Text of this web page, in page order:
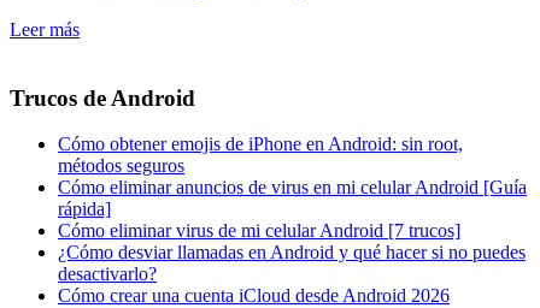
Leer más
Trucos de Android
Cómo obtener emojis de iPhone en Android: sin root,
métodos seguros
Cómo eliminar anuncios de virus en mi celular Android [Guía
rápida]
Cómo eliminar virus de mi celular Android [7 trucos]
¿Cómo desviar llamadas en Android y qué hacer si no puedes
desactivarlo?
Cómo crear una cuenta iCloud desde Android 2026